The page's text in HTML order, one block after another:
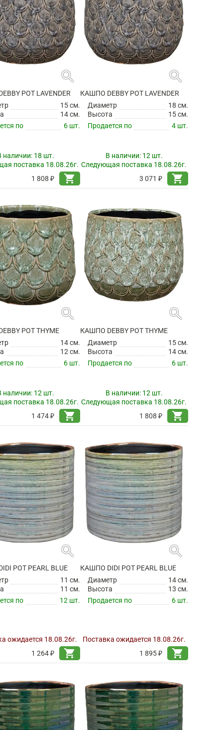
search
POT LAVENDER
15 см.
14 см.
по
6 шт.
наличии: 18 шт.
поставка 18.08.26г.
1 808 ₽
shopping_cart
search
КАШПО DEBBY POT LAVENDER
Диаметр
18 см.
Высота
15 см.
Продается по
4 шт.
В наличии: 12 шт.
Следующая поставка 18.08.26г.
3 071 ₽
shopping_cart
search
POT THYME
14 см.
12 см.
по
6 шт.
наличии: 12 шт.
поставка 18.08.26г.
1 474 ₽
shopping_cart
search
КАШПО DEBBY POT THYME
Диаметр
15 см.
Высота
14 см.
Продается по
6 шт.
В наличии: 12 шт.
Следующая поставка 18.08.26г.
1 808 ₽
shopping_cart
search
POT PEARL BLUE
11 см.
11 см.
по
12 шт.
ожидается 18.08.26г.
1 264 ₽
shopping_cart
search
КАШПО DIDI POT PEARL BLUE
Диаметр
14 см.
Высота
13 см.
Продается по
6 шт.
Поставка ожидается 18.08.26г.
1 895 ₽
shopping_cart